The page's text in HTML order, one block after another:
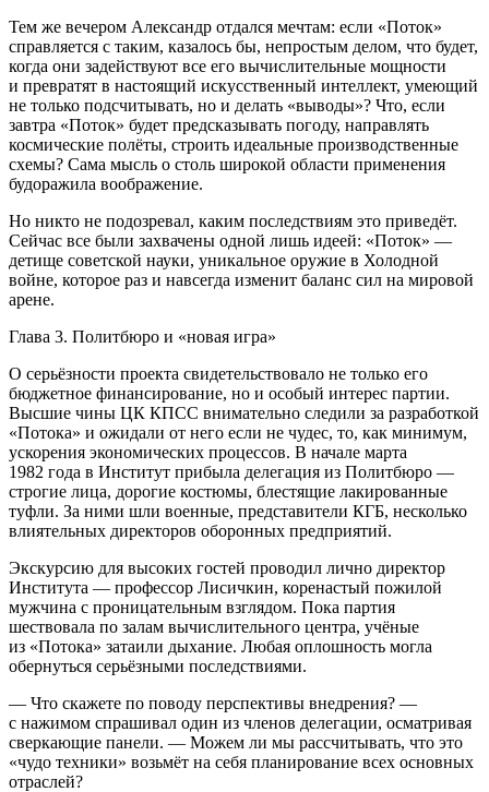
Тем же вечером Александр отдался мечтам: если «Поток»
справляется с таким, казалось бы, непростым делом, что будет,
когда они задействуют все его вычислительные мощности
и превратят в настоящий искусственный интеллект, умеющий
не только подсчитывать, но и делать «выводы»? Что, если
завтра «Поток» будет предсказывать погоду, направлять
космические полёты, строить идеальные производственные
схемы? Сама мысль о столь широкой области применения
будоражила воображение.
Но никто не подозревал, каким последствиям это приведёт.
Сейчас все были захвачены одной лишь идеей: «Поток» —
детище советской науки, уникальное оружие в Холодной
войне, которое раз и навсегда изменит баланс сил на мировой
арене.
Глава 3. Политбюро и «новая игра»
О серьёзности проекта свидетельствовало не только его
бюджетное финансирование, но и особый интерес партии.
Высшие чины ЦК КПСС внимательно следили за разработкой
«Потока» и ожидали от него если не чудес, то, как минимум,
ускорения экономических процессов. В начале марта
1982 года в Институт прибыла делегация из Политбюро —
строгие лица, дорогие костюмы, блестящие лакированные
туфли. За ними шли военные, представители КГБ, несколько
влиятельных директоров оборонных предприятий.
Экскурсию для высоких гостей проводил лично директор
Института — профессор Лисичкин, коренастый пожилой
мужчина с проницательным взглядом. Пока партия
шествовала по залам вычислительного центра, учёные
из «Потока» затаили дыхание. Любая оплошность могла
обернуться серьёзными последствиями.
— Что скажете по поводу перспективы внедрения? —
с нажимом спрашивал один из членов делегации, осматривая
сверкающие панели. — Можем ли мы рассчитывать, что это
«чудо техники» возьмёт на себя планирование всех основных
отраслей?